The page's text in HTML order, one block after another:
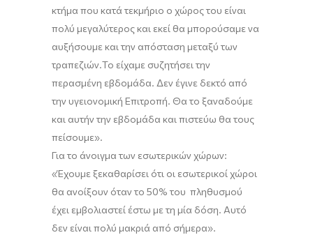
κτήμα που κατά τεκμήριο ο χώρος του είναι
πολύ μεγαλύτεροςκαι εκεί θα μπορούσαμε να
αυξήσουμε και την απόσταση μεταξύ των
τραπεζιών.Το είχαμε συζητήσει την
περασμένη εβδομάδα. Δεν έγινε δεκτό από
την υγειονομική Επιτροπή. Θα το ξαναδούμε
και αυτήν την εβδομάδα και πιστεύω θα τους
πείσουμε».
Για το άνοιγμα των εσωτερικών χώρων:
«Έχουμε ξεκαθαρίσει ότι οι εσωτερικοί χώροι
θα ανοίξουν όταν το 50% του πληθυσμού
έχει εμβολιαστεί έστω με τη μία δόση. Αυτό
δεν είναι πολύ μακριά από σήμερα».